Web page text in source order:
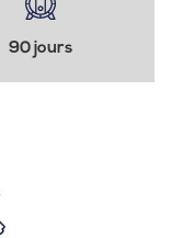
90 jours